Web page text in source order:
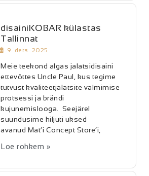
disainiKOBAR külastas
Tallinnat
9. dets. 2025
Meie teekond algas jalatsidisaini
ettevõttes Uncle Paul, kus tegime
tutvust kvaliteetjalatsite valmimise
protsessi ja brändi
kujunemislooga. Seejärel
suundusime hiljuti uksed
avanud Mat’i Concept Store’i,
Loe rohkem »